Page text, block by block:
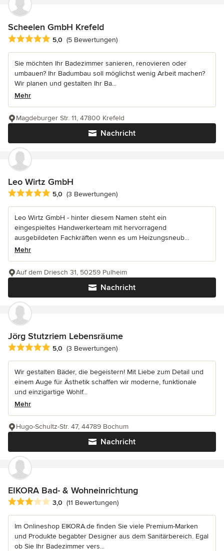
Scheelen GmbH Krefeld
Durchschnittliche Bewertung: 5 von 5 Sternen
5,0 (5 Bewertungen)
Sie möchten Ihr Badezimmer sanieren, renovieren oder
umbauen? Ihr Badumbau soll möglichst wenig Arbeit machen?
Wir planen und gestalten Ihr Ba...
Mehr
Nachricht
Magdeburger Str. 11, 47800 Krefeld
Leo Wirtz GmbH
Durchschnittliche Bewertung: 5 von 5 Sternen
5,0 (3 Bewertungen)
Leo Wirtz GmbH - hinter diesem Namen steht ein
eingespieltes Handwerkerteam mit hervorragend
ausgebildeten Fachkräften wenn es um Heizungsneub...
Mehr
Nachricht
Auf dem Driesch 31, 50259 Pulheim
Jörg Stutzriem Lebensräume
Durchschnittliche Bewertung: 5 von 5 Sternen
5,0 (3 Bewertungen)
Wir gestalten Bäder, die begeistern! Mit Liebe zum Detail und
einem Auge für Ästhetik schaffen wir moderne, funktionale
und einzigartige Wohlf...
Mehr
Nachricht
Hugo-Schultz-Str. 47, 44789 Bochum
EIKORA Bad- & Wohneinrichtung
Durchschnittliche Bewertung: 3 von 5 Sternen
3,0 (11 Bewertungen)
Im Onlineshop EIKORA.de finden Sie viele Premium-Marken
und Produkte begabter Designer aus dem Sanitärbereich. Egal
ob Sie Ihr Badezimmer vers...